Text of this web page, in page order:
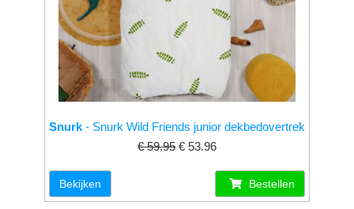
Snurk - Snurk Wild Friends junior dekbedovertrek
€ 59.95 € 53.96
Bekijken Bestellen